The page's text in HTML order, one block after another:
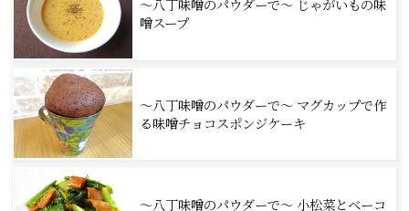
～八丁味噌のパウダーで～ じゃがいもの味
噌スープ
～八丁味噌のパウダーで～ マグカップで作
る味噌チョコスポンジケーキ
～八丁味噌のパウダーで～ 小松菜とベーコ